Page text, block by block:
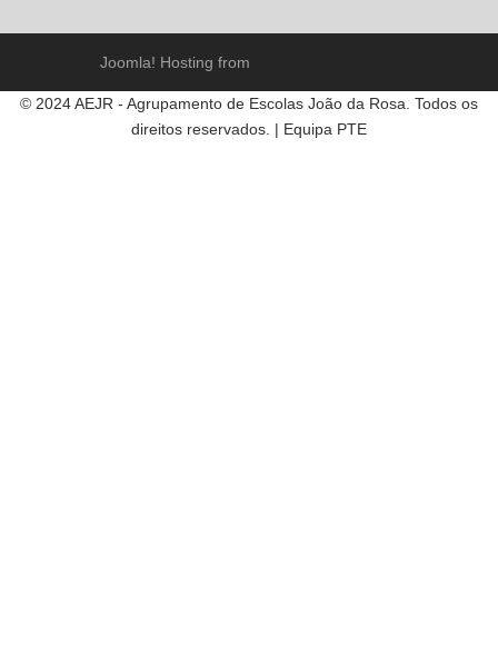
Joomla! Hosting from
© 2024 AEJR - Agrupamento de Escolas João da Rosa. Todos os
direitos reservados. | Equipa PTE